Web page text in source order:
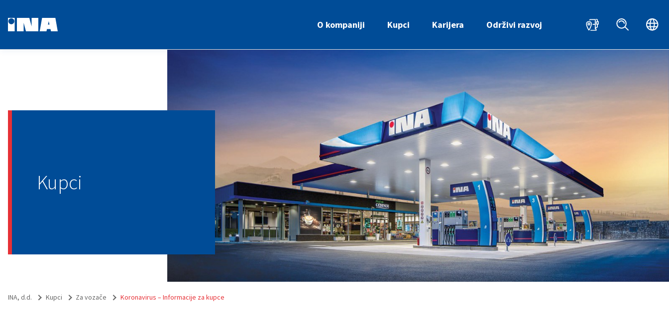
O kompaniji Kupci Karijera Održivi razvoj
Kupci
INA, d.d. Kupci Za vozače Koronavirus – Informacije za kupce